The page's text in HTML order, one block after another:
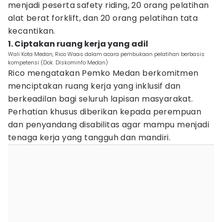
menjadi peserta safety riding, 20 orang pelatihan
alat berat forklift, dan 20 orang pelatihan tata
kecantikan.
1. Ciptakan ruang kerja yang adil
Wali Kota Medan, Rico Waas dalam acara pembukaan pelatihan berbasis
kompetensi (Dok. Diskominfo Medan)
Rico mengatakan Pemko Medan berkomitmen
menciptakan ruang kerja yang inklusif dan
berkeadilan bagi seluruh lapisan masyarakat.
Perhatian khusus diberikan kepada perempuan
dan penyandang disabilitas agar mampu menjadi
tenaga kerja yang tangguh dan mandiri.